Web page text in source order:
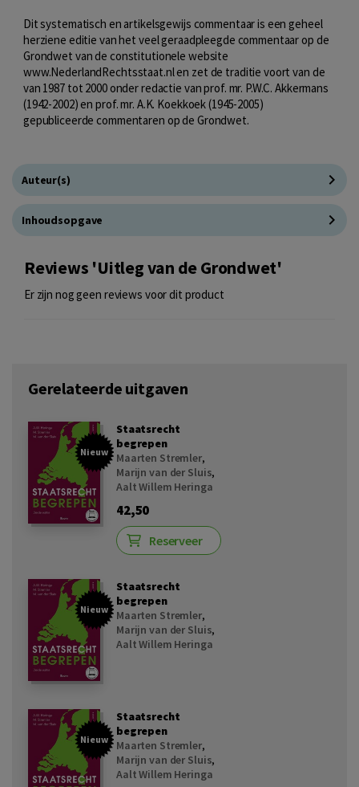
Dit systematisch en artikelsgewijs commentaar is een geheel
herziene editie van het veel geraadpleegde commentaar op de
Grondwet van de constitutionele website
www.NederlandRechtsstaat.nl en zet de traditie voort van de
van 1987 tot 2000 onder redactie van prof. mr. P.W.C. Akkermans
(1942-2002) en prof. mr. A.K. Koekkoek (1945-2005)
gepubliceerde commentaren op de Grondwet.
Auteur(s)
Inhoudsopgave
Reviews 'Uitleg van de Grondwet'
Er zijn nog geen reviews voor dit product
Gerelateerde uitgaven
Nieuw
Staatsrecht
begrepen
Maarten Stremler,
Marijn van der Sluis,
Aalt Willem Heringa
42,50
Reserveer
Nieuw
Staatsrecht
begrepen
Maarten Stremler,
Marijn van der Sluis,
Aalt Willem Heringa
Nieuw
Staatsrecht
begrepen
Maarten Stremler,
Marijn van der Sluis,
Aalt Willem Heringa